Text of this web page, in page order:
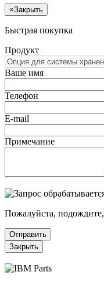
×Закрыть
Быстрая покупка
Продукт
Ваше имя
Телефон
E-mail
Примечание
Пожалуйста,
Отправить
Закрыть